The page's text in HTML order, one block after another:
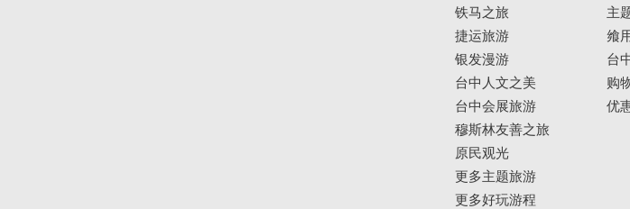
铁马之旅
捷运旅游
银发漫游
台中人文之美
台中会展旅游
穆斯林友善之旅
原民观光
更多主题旅游
更多好玩游程
主
飨
台
购
优